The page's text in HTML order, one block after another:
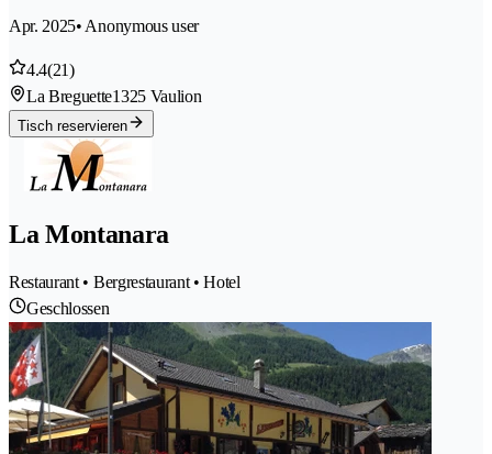
Apr. 2025• Anonymous user
4.4(21)
La Breguette1325 Vaulion
Tisch reservieren
La Montanara
Restaurant • Bergrestaurant • Hotel
Geschlossen